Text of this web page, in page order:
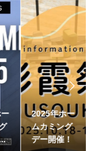
2025年ホー
ムカミング
デー開催！
